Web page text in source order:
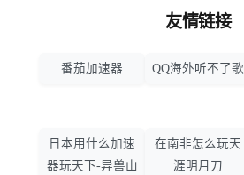
友情链接
番茄加速器 QQ海外听不了歌
日本用什么加速
器玩天下-异兽山
在南非怎么玩天
涯明月刀